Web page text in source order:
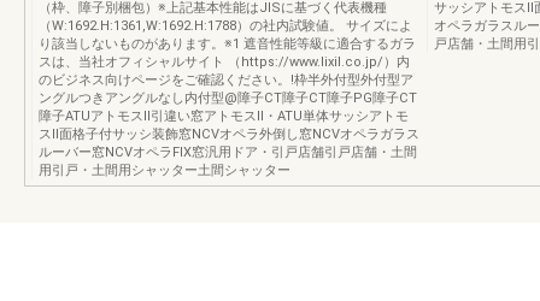
（枠、障子別梱包）※上記基本性能はJISに基づく代表機種
（W:1692.H:1361,W:1692.H:1788）の社内試験値。 サイズによ
り該当しないものがあります。※1 遮音性能等級に適合するガラ
スは、当社オフィシャルサイト （https://www.lixil.co.jp/）内
のビジネス向けページをご確認ください。!枠半外付型外付型ア
ングルつきアングルなし内付型@障子CT障子CT障子PG障子CT
障子ATUアトモスⅡ引違い窓アトモスⅡ・ATU単体サッシアトモ
スⅡ面格子付サッシ装飾窓NCVオペラ外倒し窓NCVオペラガラス
ルーバー窓NCVオペラFIX窓汎用ドア・引戸店舗引戸店舗・土間
用引戸・土間用シャッター土間シャッター
サッシアトモスⅡ
オペラガラスル
戸店舗・土間用